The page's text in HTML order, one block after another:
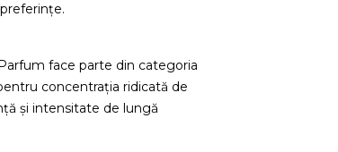
face parte din categoria
concentrația ridicată de
și intensitate de lungă